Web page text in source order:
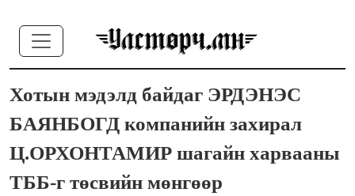
Хотын мэдэлд байдаг ЭРДЭНЭС
БАЯНБОГД компанийн захирал
Ц.ОРХОНТАМИР шагайн харвааны
ТББ-г төсвийн мөнгөөр